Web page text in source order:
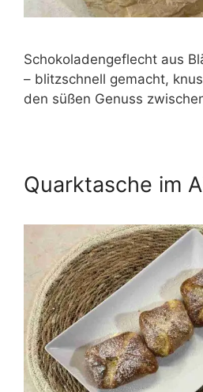
Schokoladengeflecht aus
– blitzschnell gemacht,
den süßen Genuss
Quarktasche im